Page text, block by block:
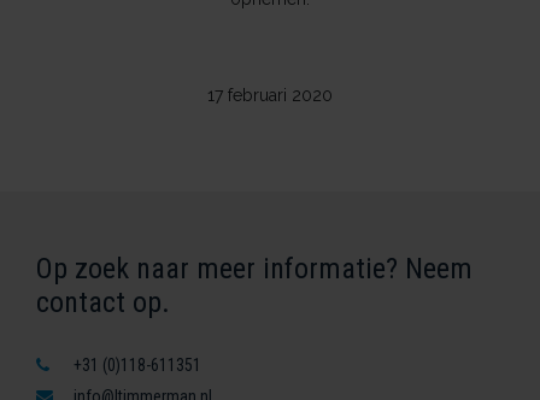
17 februari 2020
Op zoek naar meer informatie? Neem
contact op.
+31 (0)118-611351